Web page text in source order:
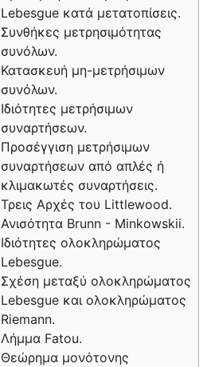
Lebesgue κατά μετατοπίσεις.
Συνθήκες μετρησιμότητας
συνόλων.
Κατασκευή μη-μετρήσιμων
συνόλων.
Ιδιότητες μετρήσιμων
συναρτήσεων.
Προσέγγιση μετρήσιμων
συναρτήσεων από απλές ή
κλιμακωτές συναρτήσεις.
Τρεις Αρχές του Littlewood.
Ανισότητα Brunn - Minkowskii.
Ιδιότητες ολοκληρώματος
Lebesgue.
Σχέση μεταξύ ολοκληρώματος
Lebesgue και ολοκληρώματος
Riemann.
Λήμμα Fatou.
Θεώρημα μονότονης